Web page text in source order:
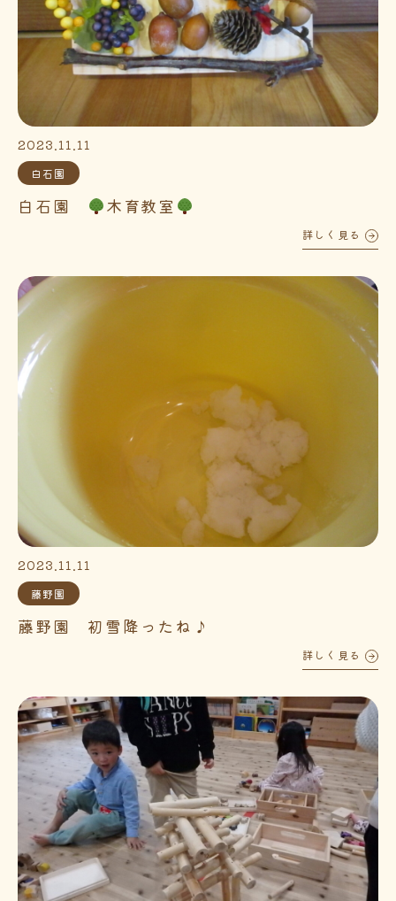
2023.11.11
白石園
白石園 木育教室
詳しく見る
2023.11.11
藤野園
藤野園 初雪降ったね♪
詳しく見る